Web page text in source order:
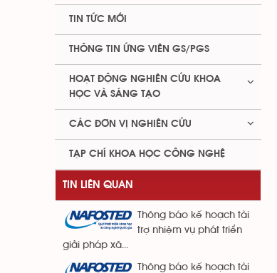
TIN TỨC MỚI
THÔNG TIN ỨNG VIÊN GS/PGS
HOẠT ĐỘNG NGHIÊN CỨU KHOA
HỌC VÀ SÁNG TẠO
CÁC ĐƠN VỊ NGHIÊN CỨU
TẠP CHÍ KHOA HỌC CÔNG NGHỆ
TIN LIÊN QUAN
Thông báo kế hoạch tài
trợ nhiệm vụ phát triển
giải pháp xã...
Thông báo kế hoạch tài